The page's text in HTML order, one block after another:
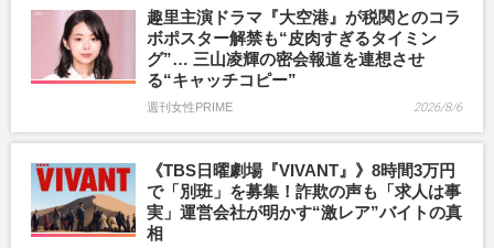
趣里主演ドラマ『大空港』が税関とのコラ
ボポスター解禁も“皮肉すぎるタイミン
グ”… 三山凌輝の密会報道を連想させ
る“キャッチコピー”
週刊女性PRIME 2026/8/6
《TBS日曜劇場『VIVANT』》8時間3万円
で「別班」を募集！詐欺の声も「求人は事
実」運営会社が明かす“激レア”バイトの真
相